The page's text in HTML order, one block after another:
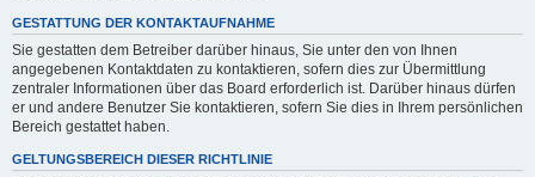
GESTATTUNG DER KONTAKTAUFNAHME
Sie gestatten dem Betreiber darüber hinaus, Sie unter den von Ihnen
angegebenen Kontaktdaten zu kontaktieren, sofern dies zur Übermittlung
zentraler Informationen über das Board erforderlich ist. Darüber hinaus dürfen
er und andere Benutzer Sie kontaktieren, sofern Sie dies in Ihrem persönlichen
Bereich gestattet haben.
GELTUNGSBEREICH DIESER RICHTLINIE